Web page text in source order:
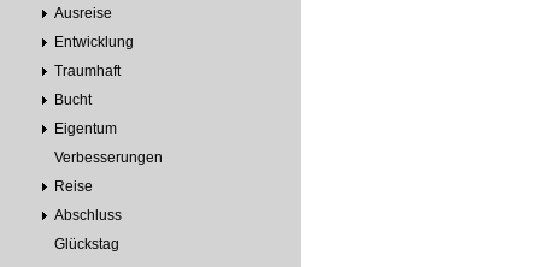
Ausreise
Entwicklung
Traumhaft
Bucht
Eigentum
Verbesserungen
Reise
Abschluss
Glückstag